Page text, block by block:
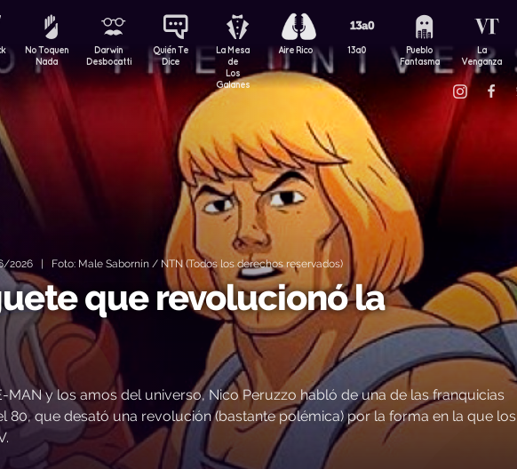
No Toquen
Nada
Darwin
Desbocatti
Quién Te
Dice
La Mesa
de
Los
Galanes
Aire Rico 13a0
Pueblo
Fantasma
La
Venganza
2026 | Foto: Male Sabornín / NTN (Todos los derechos reservados)
que revolucionó la
y los amos del universo, Nico Peruzzo habló de una de las franquicias
80, que desató una revolución (bastante polémica) por la forma en la que los